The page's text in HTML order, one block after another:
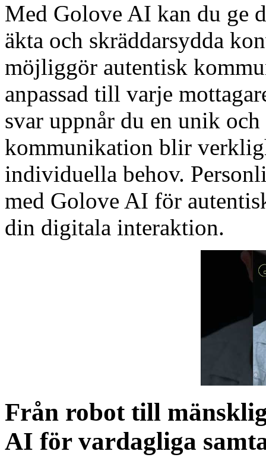
Med Golove AI kan du ge
äkta och skräddarsydda
möjliggör autentisk
anpassad till varje
svar uppnår du en unik
kommunikation blir
individuella behov.
med Golove AI för
din digitala interaktion.
Från robot till
AI för vardagliga